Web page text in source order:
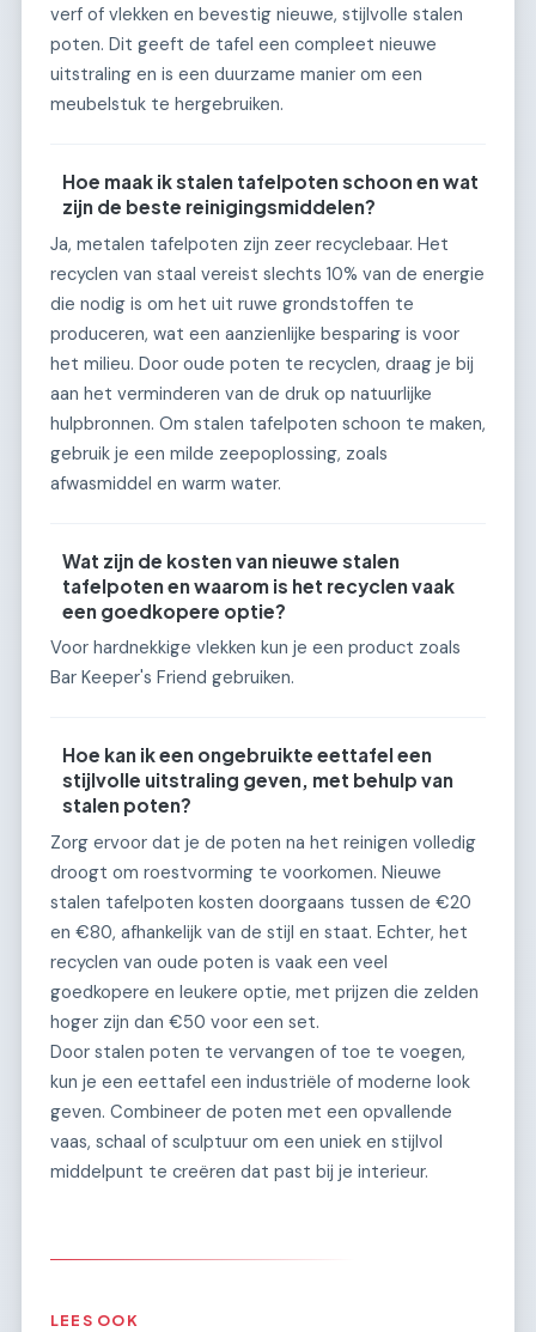
verf of vlekken en bevestig nieuwe, stijlvolle stalen
poten. Dit geeft de tafel een compleet nieuwe
uitstraling en is een duurzame manier om een
meubelstuk te hergebruiken.
Hoe maak ik stalen tafelpoten schoon en wat
zijn de beste reinigingsmiddelen?
Ja, metalen tafelpoten zijn zeer recyclebaar. Het
recyclen van staal vereist slechts 10% van de energie
die nodig is om het uit ruwe grondstoffen te
produceren, wat een aanzienlijke besparing is voor
het milieu. Door oude poten te recyclen, draag je bij
aan het verminderen van de druk op natuurlijke
hulpbronnen. Om stalen tafelpoten schoon te maken,
gebruik je een milde zeepoplossing, zoals
afwasmiddel en warm water.
Wat zijn de kosten van nieuwe stalen
tafelpoten en waarom is het recyclen vaak
een goedkopere optie?
Voor hardnekkige vlekken kun je een product zoals
Bar Keeper's Friend gebruiken.
Hoe kan ik een ongebruikte eettafel een
stijlvolle uitstraling geven, met behulp van
stalen poten?
Zorg ervoor dat je de poten na het reinigen volledig
droogt om roestvorming te voorkomen. Nieuwe
stalen tafelpoten kosten doorgaans tussen de €20
en €80, afhankelijk van de stijl en staat. Echter, het
recyclen van oude poten is vaak een veel
goedkopere en leukere optie, met prijzen die zelden
hoger zijn dan €50 voor een set.
Door stalen poten te vervangen of toe te voegen,
kun je een eettafel een industriële of moderne look
geven. Combineer de poten met een opvallende
vaas, schaal of sculptuur om een uniek en stijlvol
middelpunt te creëren dat past bij je interieur.
LEES OOK